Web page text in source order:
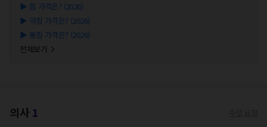
▶ 뜸 가격은? (2026)
▶ 약침 가격은? (2026)
▶ 봉침 가격은? (2026)
전체보기
의사 1